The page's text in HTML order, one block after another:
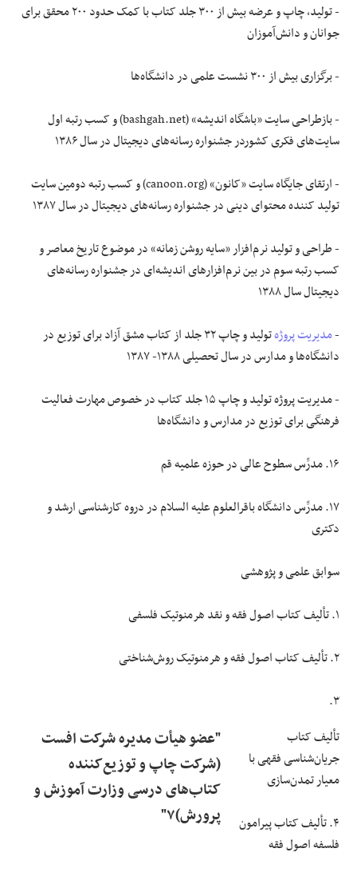
- تولید، چاپ و عرضه بیش از ۳۰۰ جلد کتاب با کمک حدود ۲۰۰ محقق برای
جوانان و دانش‌آموزان
- برگزاری بیش از ۳۰۰ نشست علمی در دانشگاه‌ها
- بازطراحی سایت «باشگاه اندیشه» (bashgah.net) و کسب رتبه اول
سایت‌های فکری کشوردر جشنواره رسانه‌های دیجیتال در سال ۱۳۸۶
- ارتقای جایگاه سایت «کانون» (canoon.org) و کسب رتبه دومین سایت
تولید کننده محتوای دینی در جشنواره رسانه‌های دیجیتال در سال ۱۳۸۷
- طراحی و تولید نرم‌افزار «سایه روشن زمانه» در موضوع تاریخ معاصر و
کسب رتبه سوم در بین نرم‌افزار‌های اندیشه‌ای در جشنواره رسانه‌های
دیجیتال سال ۱۳۸۸
-مدیریت پروژه
تولید و چاپ ۳۲ جلد از کتاب مشق آزاد برای توزیع در
دانشگاه‌ها و مدارس در سال تحصیلی ۱۳۸۸- ۱۳۸۷
- مدیریت پروژه تولید و چاپ ۱۵ جلد کتاب در خصوص مهارت فعالیت
فرهنگی برای توزیع در مدارس و دانشگاه‌ها
۱۶. مدرِّس سطوح عالی در حوزه علمیه قم
۱۷. مدرِّس دانشگاه باقرالعلوم علیه السلام در دروه کارشناسی ارشد و
دکتری
سوابق علمی و پژوهشی
۱. تألیف کتاب اصول فقه و نقد هرمنوتیک فلسفی
۲. تألیف کتاب اصول فقه و هرمنوتیک روش‌شناختی
۳.
"عضو هیأت مدیره شرکت افست
(شرکت چاپ و توزیع‌کننده
کتاب‌های درسی وزارت آموزش و
پرورش)۷"
تألیف کتاب
جریان‌شناسی فقهی با
معیار تمدن‌سازی
۴. تألیف کتاب پیرامون
فلسفه اصول فقه